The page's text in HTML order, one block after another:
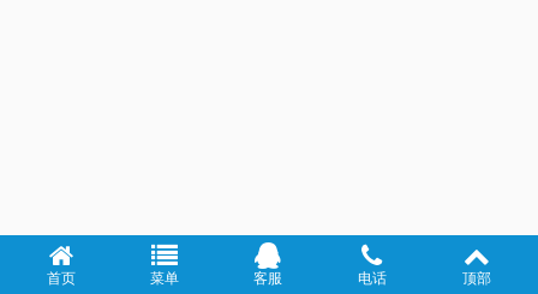
首页 菜单 客服 电话 顶部